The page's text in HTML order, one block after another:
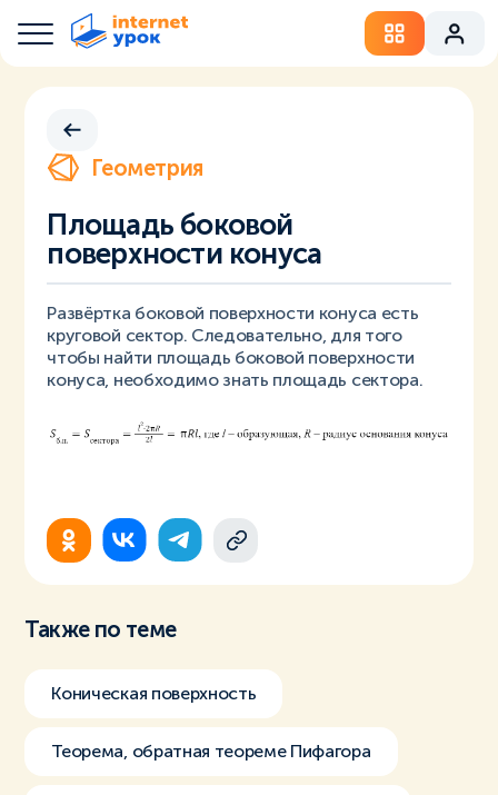
Геометрия
Площадь боковой
поверхности конуса
Развёртка боковой поверхности конуса есть
круговой сектор. Следовательно, для того
чтобы найти площадь боковой поверхности
конуса, необходимо знать площадь сектора.
Также по теме
Коническая поверхность
Теорема, обратная теореме Пифагора